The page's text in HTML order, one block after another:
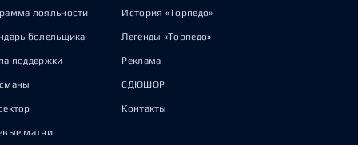
лояльности
болельщика
поддержки
матчи
История «Торпедо»
Легенды «Торпедо»
Реклама
СДЮШОР
Контакты